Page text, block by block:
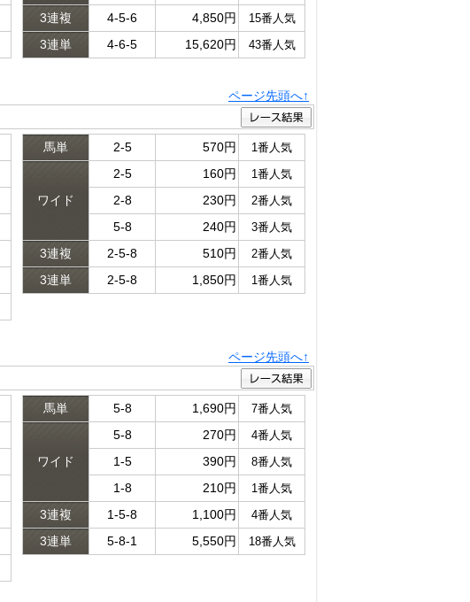
3連複 4-5-6 4,850円 15番人気
3連単 4-6-5 15,620円 43番人気
ページ先頭へ↑
馬単 2-5 570円 1番人気
ワイド
2-5 160円 1番人気
2-8 230円 2番人気
5-8 240円 3番人気
3連複 2-5-8 510円 2番人気
3連単 2-5-8 1,850円 1番人気
ページ先頭へ↑
馬単 5-8 1,690円 7番人気
ワイド
5-8 270円 4番人気
1-5 390円 8番人気
1-8 210円 1番人気
3連複 1-5-8 1,100円 4番人気
3連単 5-8-1 5,550円 18番人気